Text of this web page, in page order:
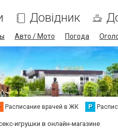
Довідник
Авто / Мото Погода
Расписание врачей в ЖК Р
игрушки в онлайн-магазине